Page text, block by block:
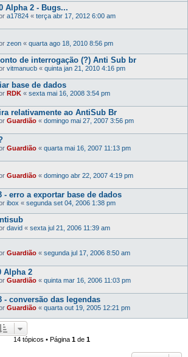
Alpha 2 - Bugs...
a17824 « terça abr 17, 2012 6:00 am
zeon « quarta ago 18, 2010 8:56 pm
de interrogação (?) Anti Sub br
vitmanucb « quinta jan 21, 2010 4:16 pm
base de dados
RDK « sexta mai 16, 2008 3:54 pm
relativamente ao AntiSub Br
Guardião « domingo mai 27, 2007 3:56 pm
Guardião « quarta mai 16, 2007 11:13 pm
Guardião « domingo abr 22, 2007 4:19 pm
- erro a exportar base de dados
ibox « segunda set 04, 2006 1:38 pm
david « sexta jul 21, 2006 11:39 am
Guardião « segunda jul 17, 2006 8:50 am
Alpha 2
Guardião « quinta mar 16, 2006 11:03 pm
- conversão das legendas
Guardião « quarta out 19, 2005 12:21 pm
14 tópicos • Página 1 de 1